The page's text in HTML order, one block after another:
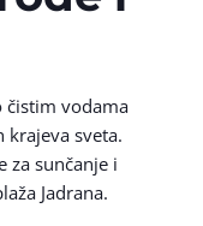
čistim vodama
sveta.
za sunčanje i
Jadrana.